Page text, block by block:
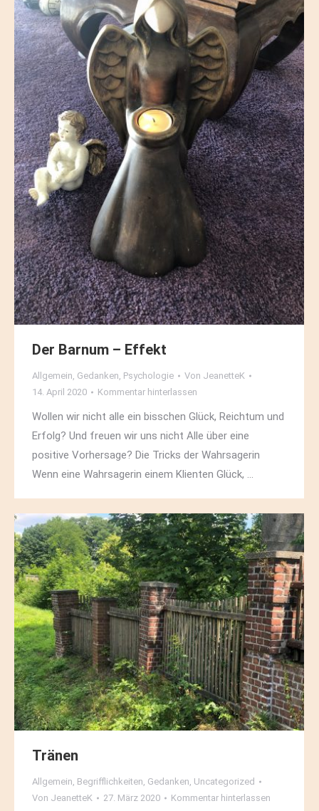
Der Barnum – Effekt
Allgemein, Gedanken, Psychologie Von JeanetteK
14. April 2020
Kommentar hinterlassen
Wollen wir nicht alle ein bisschen Glück, Reichtum und
Erfolg? Und freuen wir uns nicht Alle über eine
positive Vorhersage? Die Tricks der Wahrsagerin
Wenn eine Wahrsagerin einem Klienten Glück, …
Tränen
Allgemein, Begrifflichkeiten, Gedanken, Uncategorized
Von JeanetteK 27. März 2020 Kommentar hinterlassen